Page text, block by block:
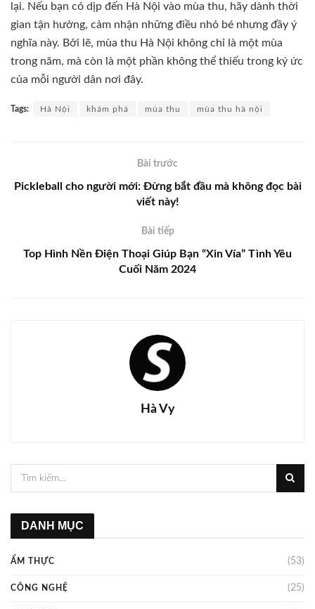
lại. Nếu bạn có dịp đến Hà Nội vào mùa thu, hãy dành thời
gian tận hưởng, cảm nhận những điều nhỏ bé nhưng đầy ý
nghĩa này. Bởi lẽ, mùa thu Hà Nội không chỉ là một mùa
trong năm, mà còn là một phần không thể thiếu trong ký ức
của mỗi người dân nơi đây.
Tags: Hà Nội khám phá mùa thu mùa thu hà nội
Bài trước
Pickleball cho người mới: Đừng bắt đầu mà không đọc bài
viết này!
Bài tiếp
Top Hình Nền Điện Thoại Giúp Bạn “Xin Vía” Tình Yêu
Cuối Năm 2024
Hà Vy
DANH MỤC
ẨM THỰC (53)
CÔNG NGHỆ (25)